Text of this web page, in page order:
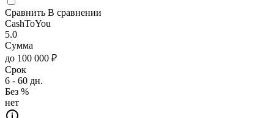
Сравнить В сравнении
CashToYou
5.0
Сумма
до 100 000 ₽
Срок
6 - 60 дн.
Без %
нет